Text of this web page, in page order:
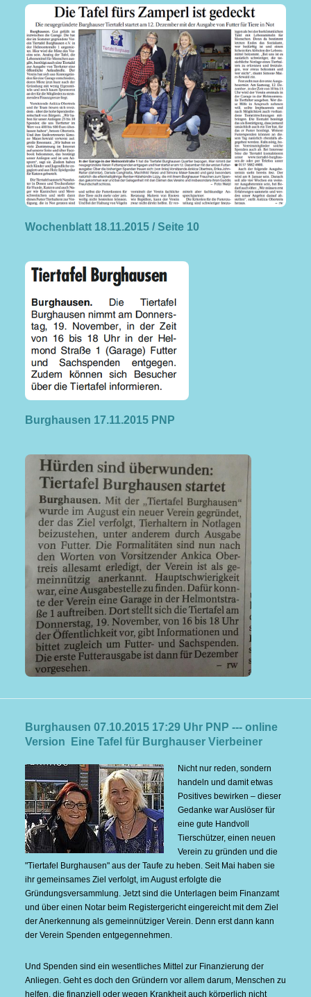
Wochenblatt 18.11.2015 / Seite 10
Burghausen 17.11.2015 PNP
Burghausen 07.10.2015 17:29 Uhr PNP --- online
Version Eine Tafel für Burghauser Vierbeiner
Nicht nur reden, sondern
handeln und damit etwas
Positives bewirken – dieser
Gedanke war Auslöser für
eine gute Handvoll
Tierschützer, einen neuen
Verein zu gründen und die
"Tiertafel Burghausen" aus der Taufe zu heben. Seit Mai haben sie
ihr gemeinsames Ziel verfolgt, im August erfolgte die
Gründungsversammlung. Jetzt sind die Unterlagen beim Finanzamt
und über einen Notar beim Registergericht eingereicht mit dem Ziel
der Anerkennung als gemeinnütziger Verein. Denn erst dann kann
der Verein Spenden entgegennehmen.
Und Spenden sind ein wesentliches Mittel zur Finanzierung der
Anliegen. Geht es doch den Gründern vor allem darum, Menschen zu
helfen, die finanziell oder wegen Krankheit auch körperlich nicht